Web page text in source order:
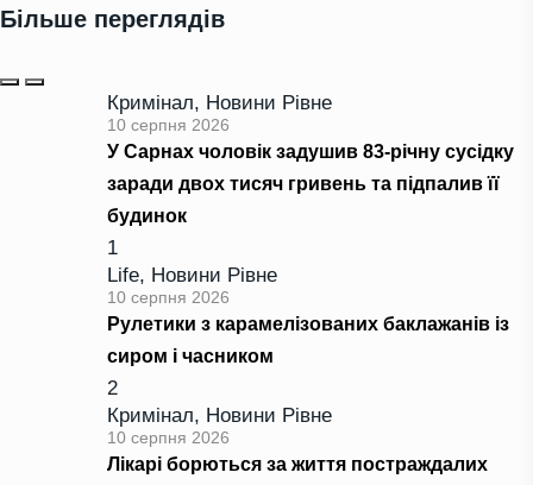
Більше переглядів
Кримінал, Новини Рівне
10 серпня 2026
У Сарнах чоловік задушив 83-річну сусідку
заради двох тисяч гривень та підпалив її
будинок
1
Life, Новини Рівне
10 серпня 2026
Рулетики з карамелізованих баклажанів із
сиром і часником
2
Кримінал, Новини Рівне
10 серпня 2026
Лікарі борються за життя постраждалих